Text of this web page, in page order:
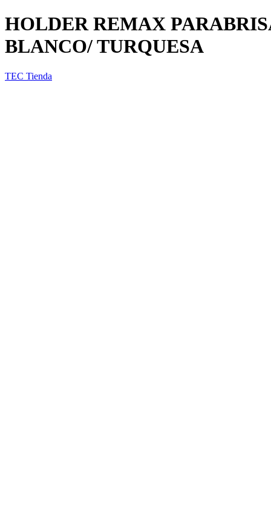
HOLDER REMAX
BLANCO/ TURQUESA
TEC Tienda